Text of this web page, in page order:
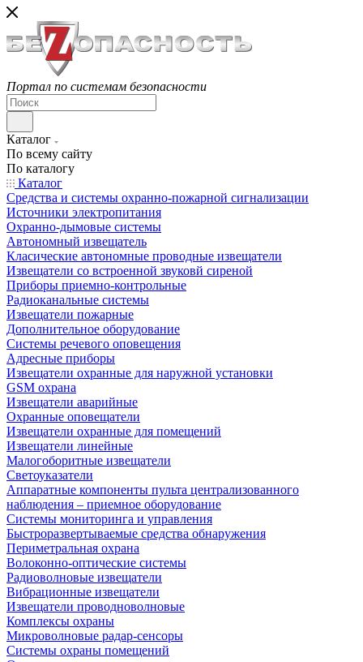
Портал по системам безопасности
Каталог
По всему сайту
По каталогу
Каталог
Средства и системы охранно-пожарной сигнализации
Источники электропитания
Охранно-дымовые системы
Автономный извещатель
Класические автономные проводные извещатели
Извещатели со встроенной звуковй сиреной
Приборы приемно-контрольные
Радиоканальные системы
Извещатели пожарные
Дополнительное оборудование
Системы речевого оповещения
Адресные приборы
Извещатели охранные для наружной установки
GSM охрана
Извещатели аварийные
Охранные оповещатели
Извещатели охранные для помещений
Извещатели линейные
Малогоборитные извещатели
Светоуказатели
Аппаратные компоненты пульта централизованного
наблюдения – приемное оборудование
Системы мониторинга и управления
Быстроразвертываемые средства обнаружения
Периметральная охрана
Волоконно-оптические системы
Радиоволновые извещатели
Вибрационные извещатели
Извещатели проводноволновые
Комплексы охраны
Микроволновые радар-сенсоры
Системы охраны помещений